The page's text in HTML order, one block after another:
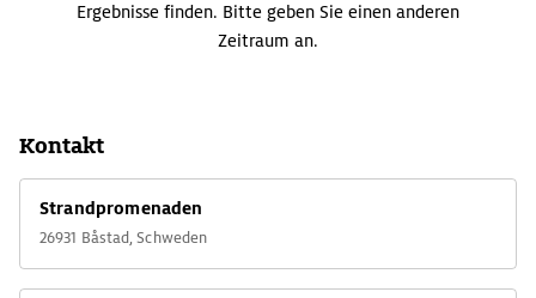
Ergebnisse finden. Bitte geben Sie einen anderen
Zeitraum an.
Kontakt
Strandpromenaden
26931 Båstad, Schweden